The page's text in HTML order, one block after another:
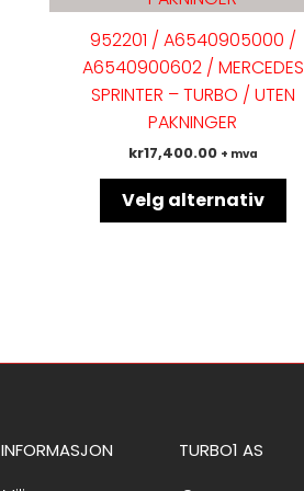
952201 / A6540905000 /
A6540900602 / MERCEDES
SPRINTER – TURBO / UTEN
PAKNINGER
kr17,400.00 + mva
Velg alternativ
kan
INFORMASJON TURBO1 AS